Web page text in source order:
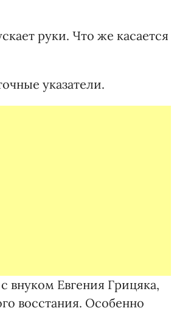
руки. Что же касается
указатели.
внуком Евгения Грицяка,
восстания. Особенно